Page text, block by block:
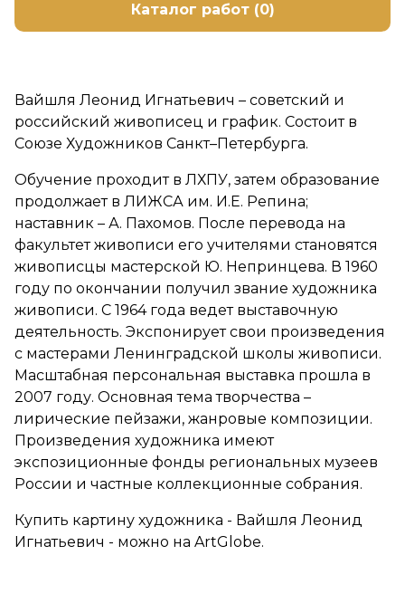
Каталог работ (0)
Вайшля Леонид Игнатьевич – советский и
российский живописец и график. Состоит в
Союзе Художников Санкт–Петербурга.
Обучение проходит в ЛХПУ, затем образование
продолжает в ЛИЖСА им. И.Е. Репина;
наставник – А. Пахомов. После перевода на
факультет живописи его учителями становятся
живописцы мастерской Ю. Непринцева. В 1960
году по окончании получил звание художника
живописи. С 1964 года ведет выставочную
деятельность. Экспонирует свои произведения
с мастерами Ленинградской школы живописи.
Масштабная персональная выставка прошла в
2007 году. Основная тема творчества –
лирические пейзажи, жанровые композиции.
Произведения художника имеют
экспозиционные фонды региональных музеев
России и частные коллекционные собрания.
Купить картину художника - Вайшля Леонид
Игнатьевич - можно на ArtGlobe.